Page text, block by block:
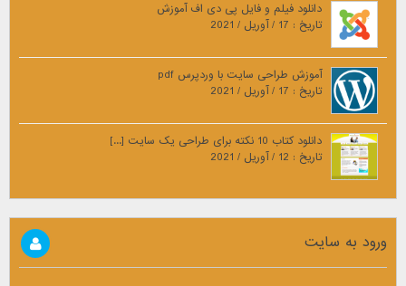
دانلود فیلم و فایل پی دی اف آموزش
تاریخ : 17 / آوریل / 2021
آموزش طراحی سایت با وردپرس pdf
تاریخ : 17 / آوریل / 2021
دانلود کتاب 10 نکته برای طراحی یک سایت [...]
تاریخ : 12 / آوریل / 2021
ورود به سایت